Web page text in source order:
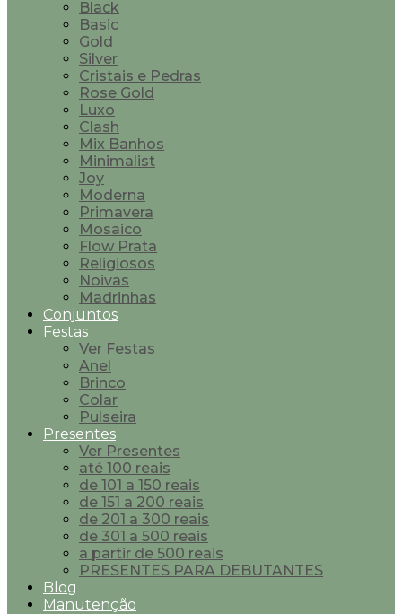
Black
Basic
Gold
Silver
Cristais e Pedras
Rose Gold
Luxo
Clash
Mix Banhos
Minimalist
Joy
Moderna
Primavera
Mosaico
Flow Prata
Religiosos
Noivas
Madrinhas
Conjuntos
Festas
Ver Festas
Anel
Brinco
Colar
Pulseira
Presentes
Ver Presentes
até 100 reais
de 101 a 150 reais
de 151 a 200 reais
de 201 a 300 reais
de 301 a 500 reais
a partir de 500 reais
PRESENTES PARA DEBUTANTES
Blog
Manutenção